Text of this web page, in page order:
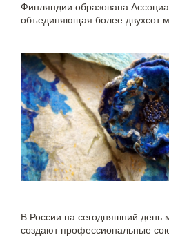
Финляндии образована
объединяющая более двухсот
В России на сегодняшний день
создают профессиональные